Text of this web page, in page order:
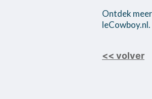
Ontdek
leCowboy.nl.
<< volver